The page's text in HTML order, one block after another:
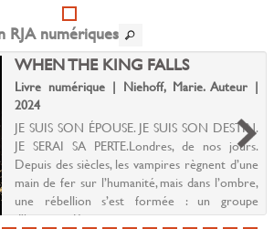
RJA numériques
WHEN THE KING FALLS
Livre numérique | Niehoff, Marie. Auteur |
2024
JE SUIS SON ÉPOUSE. JE SUIS SON DESTIN.
JE SERAI SA PERTE.Londres, de nos jours.
Depuis des siècles, les vampires règnent d’une
main de fer sur l’humanité, mais dans l’ombre,
une rébellion s’est formée : un groupe
d’humains déterm...